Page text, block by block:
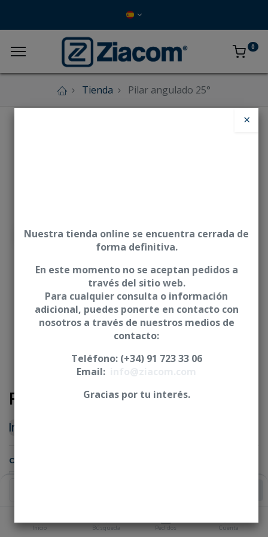
Inicio Búsqueda Pedidos Cuenta
0
Tienda Pilar angulado 25°
Pilar angulado 25°
Iniciar sesión
CONEXIÓN
×
Nuestra tienda online se encuentra cerrada de
forma definitiva.
En este momento no se aceptan pedidos a
través del sitio web.
Para cualquier consulta o información
adicional, puedes ponerte en contacto con
nosotros a través de nuestros medios de
contacto:
Teléfono: (+34) 91 723 33 06
Email:
Gracias por tu interés.